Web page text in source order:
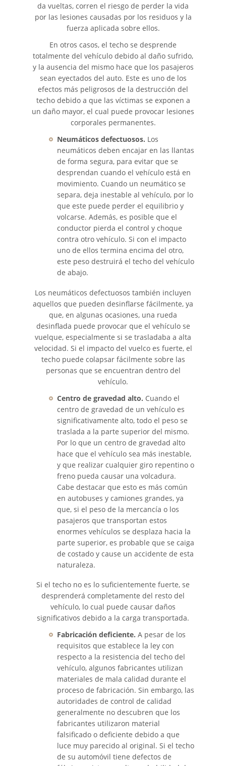
Recuperación de la
Compensación
Tipos de Compensaciones
Disponibles
Tipo de Evidencia Necesaria
Lesiones Catastróficas
Accidentes de Avión
Accidentes de Automóvil
Accidentes de Autobuses
Turísticos
Accidente de Bicicleta
Accidentes de Camiones
Accidentes de Tren y Metro
Accidentes de Motocicleta
Accidentes Peatonales
Tipos de Lesiones
Catastróficas
Muerte por Negligencia
Construyendo su Caso
Daños que se Pueden
Recuperar en una Demanda
de Muerte por Negligencia
Cómo Presentar una
Demanda de Muerte por
Negligencia
Estatuto de Limitaciones
Negligencia Médica
Bicycle Accident
Bicycle Laws on Personal Injury
Common Injuries
Types of Compensation
Bus Accident
Bus Accident Statistics
Common Bus Accident Causes
Common Carrier Law in California
da vueltas, corren el riesgo de perder la vida
por las lesiones causadas por los residuos y la
fuerza aplicada sobre ellos.
En otros casos, el techo se desprende
totalmente del vehículo debido al daño sufrido,
y la ausencia del mismo hace que los pasajeros
sean eyectados del auto. Este es uno de los
efectos más peligrosos de la destrucción del
techo debido a que las víctimas se exponen a
un daño mayor, el cual puede provocar lesiones
corporales permanentes.
Neumáticos defectuosos. Los
neumáticos deben encajar en las llantas
de forma segura, para evitar que se
desprendan cuando el vehículo está en
movimiento. Cuando un neumático se
separa, deja inestable al vehículo, por lo
que este puede perder el equilibrio y
volcarse. Además, es posible que el
conductor pierda el control y choque
contra otro vehículo. Si con el impacto
uno de ellos termina encima del otro,
este peso destruirá el techo del vehículo
de abajo.
Los neumáticos defectuosos también incluyen
aquellos que pueden desinflarse fácilmente, ya
que, en algunas ocasiones, una rueda
desinflada puede provocar que el vehículo se
vuelque, especialmente si se trasladaba a alta
velocidad. Si el impacto del vuelco es fuerte, el
techo puede colapsar fácilmente sobre las
personas que se encuentran dentro del
vehículo.
Centro de gravedad alto. Cuando el
centro de gravedad de un vehículo es
significativamente alto, todo el peso se
traslada a la parte superior del mismo.
Por lo que un centro de gravedad alto
hace que el vehículo sea más inestable,
y que realizar cualquier giro repentino o
freno pueda causar una volcadura.
Cabe destacar que esto es más común
en autobuses y camiones grandes, ya
que, si el peso de la mercancía o los
pasajeros que transportan estos
enormes vehículos se desplaza hacia la
parte superior, es probable que se caiga
de costado y cause un accidente de esta
naturaleza.
Si el techo no es lo suficientemente fuerte, se
desprenderá completamente del resto del
vehículo, lo cual puede causar daños
significativos debido a la carga transportada.
Fabricación deficiente. A pesar de los
requisitos que establece la ley con
respecto a la resistencia del techo del
vehículo, algunos fabricantes utilizan
materiales de mala calidad durante el
proceso de fabricación. Sin embargo, las
autoridades de control de calidad
generalmente no descubren que los
fabricantes utilizaron material
falsificado o deficiente debido a que
luce muy parecido al original. Si el techo
de su automóvil tiene defectos de